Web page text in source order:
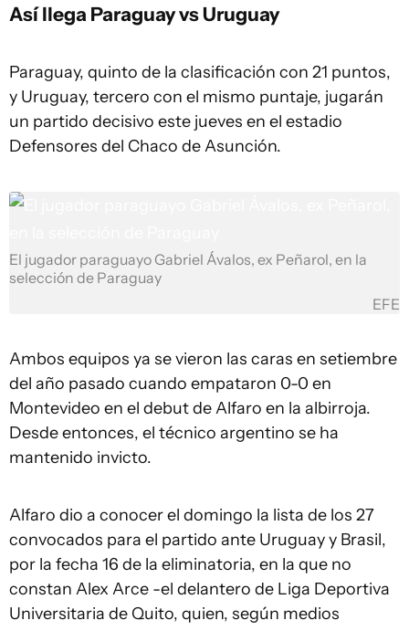
Así llega Paraguay vs Uruguay
Paraguay, quinto de la clasificación con 21 puntos,
y Uruguay, tercero con el mismo puntaje, jugarán
un partido decisivo este jueves en el estadio
Defensores del Chaco de Asunción.
El jugador paraguayo Gabriel Ávalos, ex Peñarol, en la
selección de Paraguay
EFE
Ambos equipos ya se vieron las caras en setiembre
del año pasado cuando empataron 0-0 en
Montevideo en el debut de Alfaro en la albirroja.
Desde entonces, el técnico argentino se ha
mantenido invicto.
Alfaro dio a conocer el domingo la lista de los 27
convocados para el partido ante Uruguay y Brasil,
por la fecha 16 de la eliminatoria, en la que no
constan Alex Arce -el delantero de Liga Deportiva
Universitaria de Quito, quien, según medios